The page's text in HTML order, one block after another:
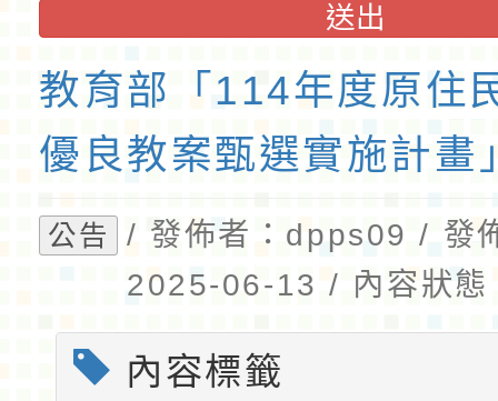
送出
教育部「114年度原住
優良教案甄選實施計畫
公告
/ 發佈者：dpps09 / 發
2025-06-13 / 內容狀態
內容標籤